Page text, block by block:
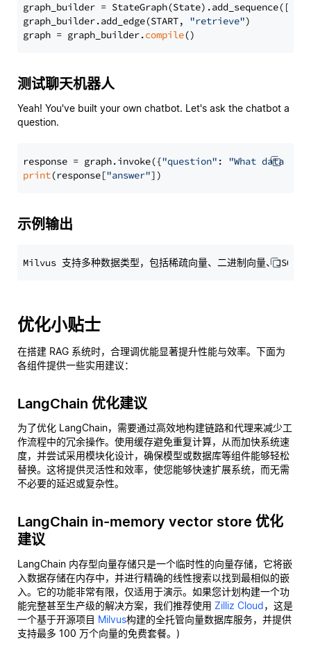
graph_builder =
graph_builder.add_edge(START, "retrieve")
graph = graph_builder.compile
测试聊天机器人
Yeah! You've built your own chatbot. Let's ask the chatbot a
question.
response = graph.invoke({"question" : "What data
print(response["answer"
示例输出
优化小贴士
在搭建 RAG 系统时，合理调优能显著提升性能与效率。下面为
各组件提供一些实用建议：
LangChain 优化建议
为了优化 LangChain，需要通过高效地构建链路和代理来减少工
作流程中的冗余操作。使用缓存避免重复计算，从而加快系统速
度，并尝试采用模块化设计，确保模型或数据库等组件能够轻松
替换。这将提供灵活性和效率，使您能够快速扩展系统，而无需
不必要的延迟或复杂性。
LangChain in-memory vector store 优化
建议
LangChain 内存型向量存储只是一个临时性的向量存储，它将嵌
入数据存储在内存中，并进行精确的线性搜索以找到最相似的嵌
入。它的功能非常有限，仅适用于演示。如果您计划构建一个功
能完整甚至生产级的解决方案，我们推荐使用 Zilliz Cloud，这是
一个基于开源项目 Milvus构建的全托管向量数据库服务，并提供
支持最多 100 万个向量的免费套餐。)